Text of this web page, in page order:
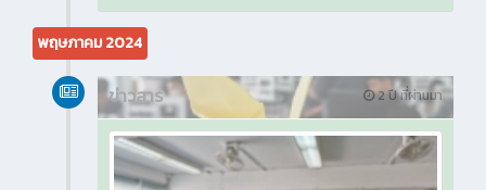
พฤษภาคม 2024
2 ปี ที่ผ่านมา
ข่าวสาร